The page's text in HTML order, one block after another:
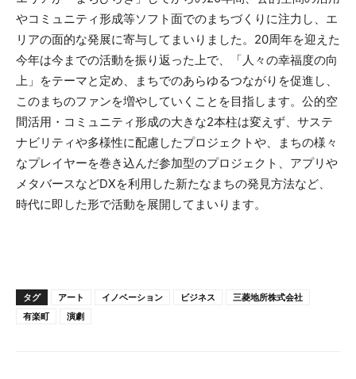
やコミュニティ形成等ソフト面でのまちづくりに注力し、エ
リアの面的な発展に寄与してまいりました。20周年を迎えた
今年は今までの活動を振り返った上で、「人々の幸福度の向
上」をテーマと定め、まちでのあらゆるつながりを促進し、
このまちのファンを増やしていくことを目指します。公的空
間活用・コミュニティ形成の大きな2本柱は変えず、サステ
ナビリティや多様性に配慮したプロジェクトや、まちの様々
なプレイヤーを巻き込んだ参加型のプロジェクト、アプリや
メタバースなどDXを利用した新たなまちの発見方法など、
時代に即した形で活動を展開してまいります。
タグ アート イノベーション ビジネス
三菱地所株式会社
有楽町
演劇